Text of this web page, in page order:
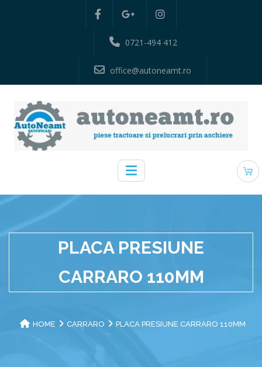
0721-494 412
office@autoneamt.ro
PLACA PRESIUNE
CARRARO 110MM
HOME CARRARO PLACA PRESIUNE CARRARO 110MM